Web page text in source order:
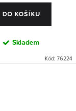
DO KOŠÍKU
Skladem
Kód: 76224